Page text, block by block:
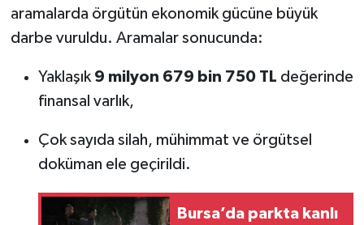
aramalarda örgütün ekonomik gücüne büyük
darbe vuruldu. Aramalar sonucunda:
Yaklaşık 9 milyon 679 bin 750 TL değerinde
finansal varlık,
Çok sayıda silah, mühimmat ve örgütsel
doküman ele geçirildi.
Bursa’da parkta kanlı